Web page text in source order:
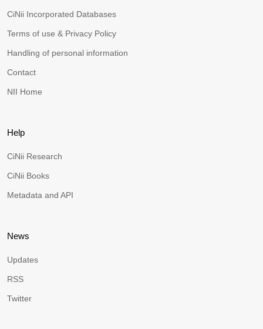
CiNii Incorporated Databases
Terms of use & Privacy Policy
Handling of personal information
Contact
NII Home
Help
CiNii Research
CiNii Books
Metadata and API
News
Updates
RSS
Twitter